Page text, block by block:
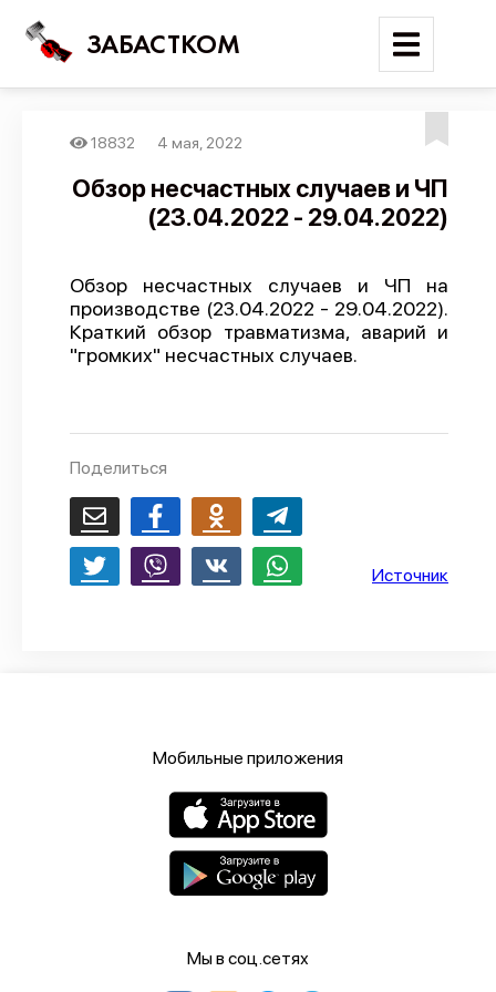
ЗАБАСТКОМ
Поиск
Карта событий
Трудовые конфликты
О проекте
Политика конфиденциальности
18832 4 мая, 2022
Обзор несчастных случаев и ЧП
(23.04.2022 - 29.04.2022)
Обзор несчастных случаев и ЧП на
производстве (23.04.2022 - 29.04.2022).
Краткий обзор травматизма, аварий и
"громких" несчастных случаев.
Поделиться
Источник
Мобильные приложения
Мы в соц.сетях